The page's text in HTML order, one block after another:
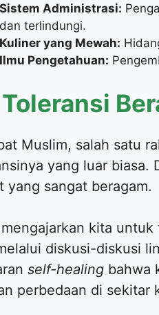
Sistem Administrasi:
dan terlindungi.
Kuliner yang Mewah:
Ilmu Pengetahuan:
Muslim, salah satu
yang luar biasa.
yang sangat beragam.
kita
diskusi-diskusi
self-healing bahwa
perbedaan di sekitar